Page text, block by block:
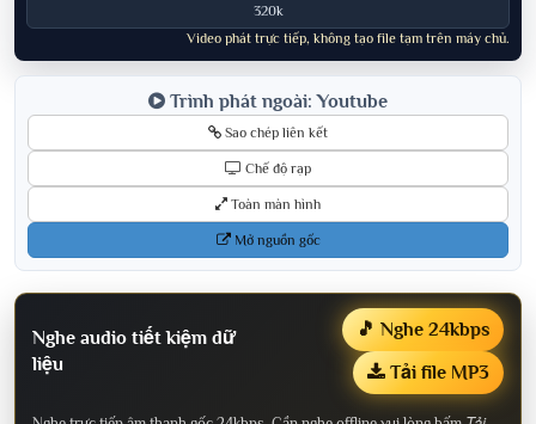
320k
Video phát trực tiếp, không tạo file tạm trên máy chủ.
Trình phát ngoài: Youtube
Sao chép liên kết
Chế độ rạp
Toàn màn hình
Mở nguồn gốc
Nghe audio tiết kiệm dữ
liệu
🎵 Nghe 24kbps
Tải file MP3